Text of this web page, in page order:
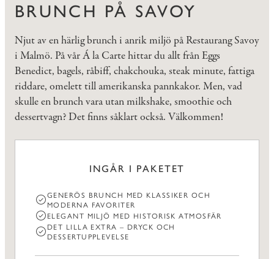
BRUNCH PÅ SAVOY
Njut av en härlig brunch i anrik miljö på Restaurang Savoy
i Malmö. På vår Á la Carte hittar du allt från Eggs
Benedict, bagels, råbiff, chakchouka, steak minute, fattiga
riddare, omelett till amerikanska pannkakor. Men, vad
skulle en brunch vara utan milkshake, smoothie och
dessertvagn? Det finns såklart också. Välkommen!
INGÅR I PAKETET
GENERÖS BRUNCH MED KLASSIKER OCH
MODERNA FAVORITER
ELEGANT MILJÖ MED HISTORISK ATMOSFÄR
DET LILLA EXTRA – DRYCK OCH
DESSERTUPPLEVELSE